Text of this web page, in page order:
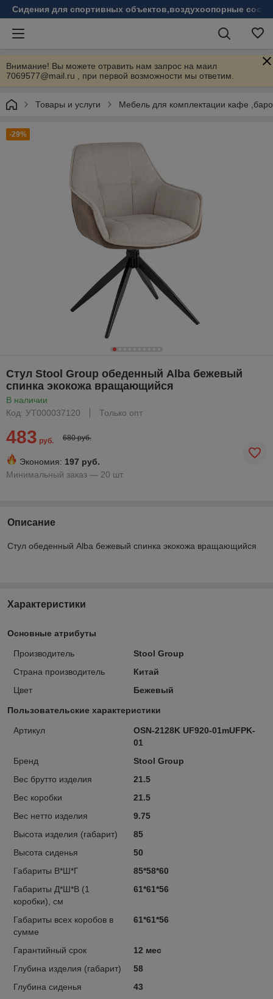
Сидения для спортивных объектов,воздухоопорные
Внимание! Вы можете отравить нам запрос на маил
7069577@mail.ru , при первой возможности мы ответим.
Товары и услуги Мебель для комплектации кафе
-29%
Стул Stool Group обеденный Alba бежевый
спинка экокожа вращающийся
В наличии
Код: УТ000037120
Только опт
483 руб. 680 руб.
Экономия: 197 руб.
Минимальный заказ — 20 шт.
Описание
Стул обеденный Alba бежевый спинка экокожа вращающийся
Характеристики
Основные атрибуты
Производитель
Stool Group
Страна производитель
Китай
Цвет
Бежевый
Пользовательские характеристики
Артикул
OSN-2128K UF920-01mUFPK-
01
Бренд
Stool Group
Вес брутто изделия
21.5
Вес коробки
21.5
Вес нетто изделия
9.75
Высота изделия (габарит)
85
Высота сиденья
50
Габариты В*Ш*Г
85*58*60
Габариты Д*Ш*В (1
коробки), см
61*61*56
Габариты всех коробов в
сумме
61*61*56
Гарантийный срок
12 мес
Глубина изделия (габарит)
58
Глубина сиденья
43